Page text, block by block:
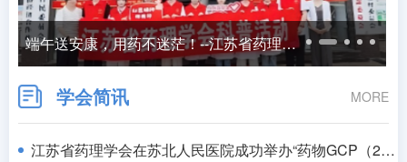
端午送安康，用药不迷茫！--江苏省药理学会走进高邮杨桥村开展健康科普志愿服务
学会简讯 MORE
江苏省药理学会在苏北人民医院成功举办“药物GCP（2026年第50号）、ICH E6（R3）指导原则、医疗器械GCP及伦理审查”培训班